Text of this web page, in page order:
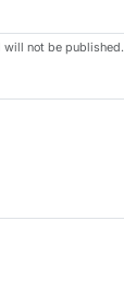
will not be published.